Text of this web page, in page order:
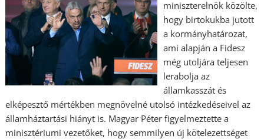
miniszterelnök közölte,
hogy birtokukba jutott
a kormányhatározat,
ami alapján a Fidesz
még utoljára teljesen
lerabolja az
államkasszát és
elképesztő mértékben megnövelné utolsó intézkedéseivel az
államháztartási hiányt is. Magyar Péter figyelmeztette a
minisztériumi vezetőket, hogy semmilyen új kötelezettséget